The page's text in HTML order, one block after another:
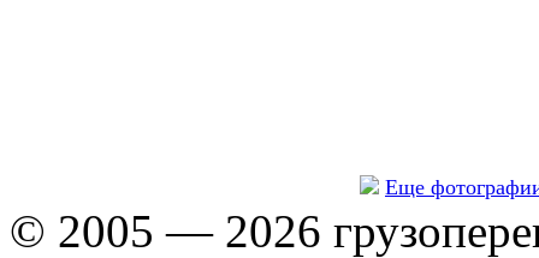
Еще
© 2005 — 2026